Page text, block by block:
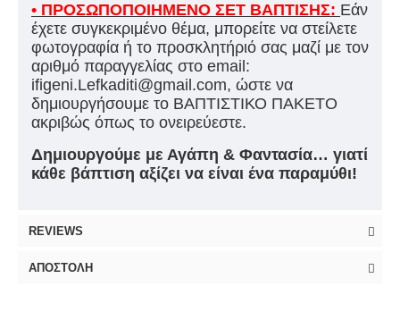
• ΠΡΟΣΩΠΟΠΟΙΗΜΕΝΟ ΣΕΤ ΒΑΠΤΙΣΗΣ: Εάν
έχετε συγκεκριμένο θέμα, μπορείτε να στείλετε
φωτογραφία ή το προσκλητήριό σας μαζί με τον
αριθμό παραγγελίας στο email:
ifigeni.Lefkaditi@gmail.com, ώστε να
δημιουργήσουμε το ΒΑΠΤΙΣΤΙΚΟ ΠΑΚΕΤΟ
ακριβώς όπως το ονειρεύεστε.
Δημιουργούμε με Αγάπη & Φαντασία… γιατί
κάθε βάπτιση αξίζει να είναι ένα παραμύθι!
REVIEWS
ΑΠΟΣΤΟΛΉ